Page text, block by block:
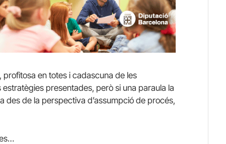
profitosa en totes i cadascuna de les
presentades, però si una paraula la
des de la perspectiva d’assumpció de procés,